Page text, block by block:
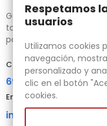
Gubias.com.es, tu
tornos para bricolaje y
para tus necesidades.
Contacta con nosotros
696 95 85 58
Email
info@gubias.com.es
Respetamos
usuarios
Utilizamos cookies
navegación,
personalizado y
clic en el botón
cookies.